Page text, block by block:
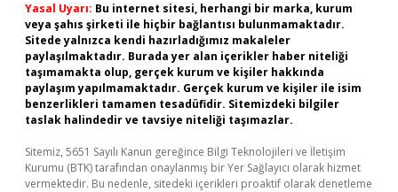
Yasal Uyarı: Bu internet sitesi, herhangi bir marka, kurum
veya şahıs şirketi ile hiçbir bağlantısı bulunmamaktadır.
Sitede yalnızca kendi hazırladığımız makaleler
paylaşılmaktadır. Burada yer alan içerikler haber niteliği
taşımamakta olup, gerçek kurum ve kişiler hakkında
paylaşım yapılmamaktadır. Gerçek kurum ve kişiler ile isim
benzerlikleri tamamen tesadüfidir. Sitemizdeki bilgiler
taslak halindedir ve tavsiye niteliği taşımazlar.
Sitemiz, 5651 Sayılı Kanun gereğince Bilgi Teknolojileri ve İletişim
Kurumu (BTK) tarafından onaylanmış bir Yer Sağlayıcı olarak hizmet
vermektedir. Bu nedenle, sitedeki içerikleri proaktif olarak denetleme